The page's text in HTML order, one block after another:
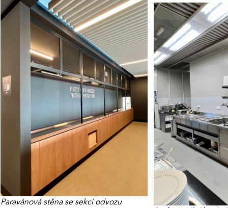
Paravánová stěna se sekcí odvozu